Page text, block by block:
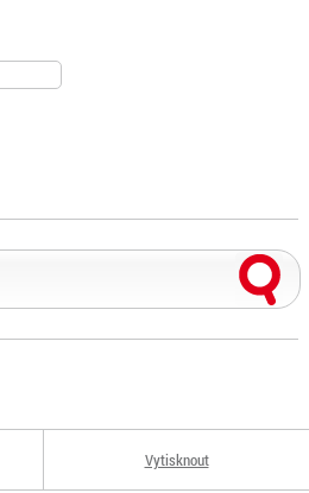
Vytisknout